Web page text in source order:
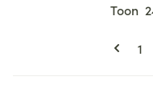
U
1
Toon